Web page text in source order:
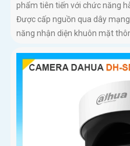
phẩm tiên tiến với chức năng
Được cấp nguồn qua dây
năng nhận diện khuôn mặt